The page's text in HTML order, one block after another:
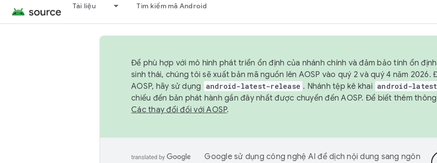
Tài liệu Tìm kiếm mã Android
Để phù hợp với mô hình phát triển ổn định của nhánh chính và đảm bảo tính ổn
sinh thái, chúng tôi sẽ xuất bản mã nguồn lên AOSP vào quý 2 và quý 4 năm
AOSP, hãy sử dụng
android-latest-release . Nhánh tệp kê khai android-
chiếu đến bản phát hành gần đây nhất được chuyển đến AOSP. Để biết thêm
Các thay đổi đối với AOSP.
Google sử dụng công nghệ AI để dịch nội dung sang ngôn